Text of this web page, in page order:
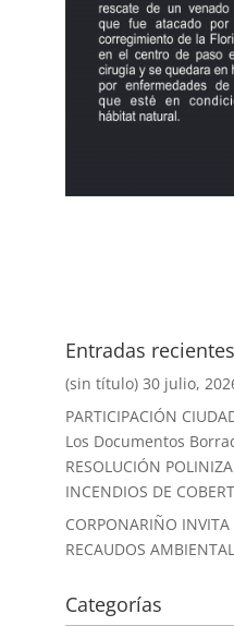
Entradas recientes
(sin título) 30 julio,
PARTICIPACIÓN
Los Documentos
RESOLUCIÓN
INCENDIOS DE
CORPONARIÑO
RECAUDOS
Categorías